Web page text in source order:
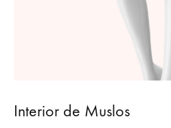
Interior de Muslos